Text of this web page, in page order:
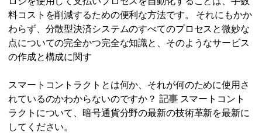
料コストを削減するための便利な方法です。 それにもかか
わらず、分散型決済システムのすべてのプロセスと微妙な
点についての完全かつ完全な知識と、そのようなサービス
の作成と構成に関す
スマートコントラクトとは何か、それが何のために使用さ
れているのかわからないのですか？ 記事スマートコント
ラクトについて、暗号通貨分野の最新の技術革新を最新に
してください。